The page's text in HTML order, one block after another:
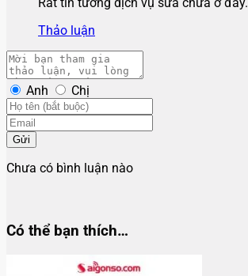
Thảo luận
Anh Chị
Gửi
Chưa có bình luận nào
Có thể bạn thích…